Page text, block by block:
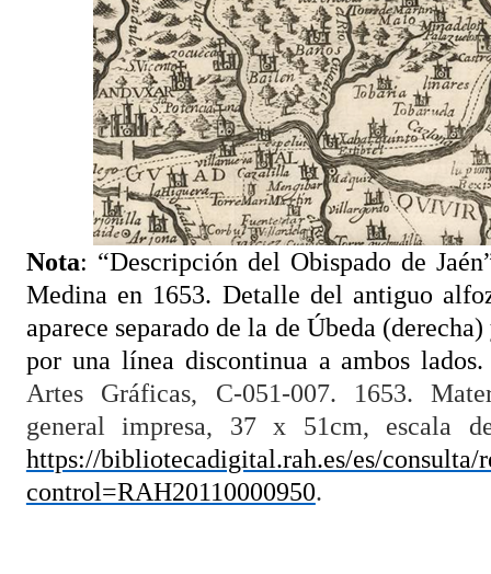
Nota: “Descripción del Obispado de
Medina en 1653. Detalle del antiguo
aparece separado de la de Úbeda
por una línea discontinua a ambos
Artes Gráficas, C-051-007. 1653.
general impresa, 37 x 51cm, escala
https://bibliotecadigital.rah.es/es/consulta/
control=RAH20110000950.